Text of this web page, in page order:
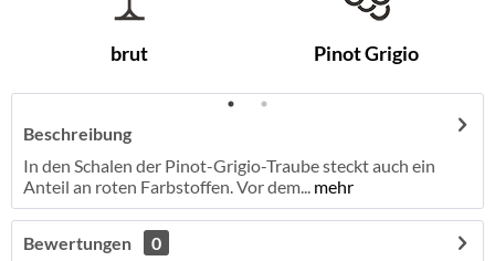
brut Pinot Grigio
Beschreibung
In den Schalen der Pinot-Grigio-Traube steckt auch ein
Anteil an roten Farbstoffen. Vor dem... mehr
Bewertungen
0